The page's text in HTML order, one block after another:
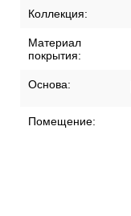
Коллекция:
Материал
покрытия:
Основа:
Помещение: